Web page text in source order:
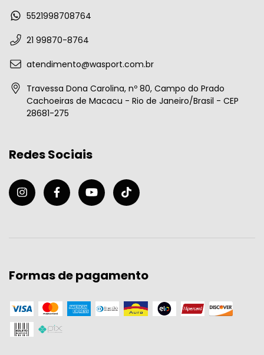
5521998708764
21 99870-8764
atendimento@wasport.com.br
Travessa Dona Carolina, nº 80, Campo do Prado
Cachoeiras de Macacu - Rio de Janeiro/Brasil - CEP
28681-275
Redes Sociais
Formas de pagamento